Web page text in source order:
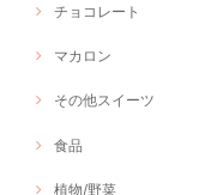
チョコレート
マカロン
その他スイーツ
食品
植物/野菜